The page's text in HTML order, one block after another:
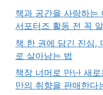
책과 공간을 사랑하는
서포터즈 활동 전 꼭
책 한 권에 담긴 진심,
로 살아남는 법
책장 너머로 만난 새
만의 취향을 판매한다